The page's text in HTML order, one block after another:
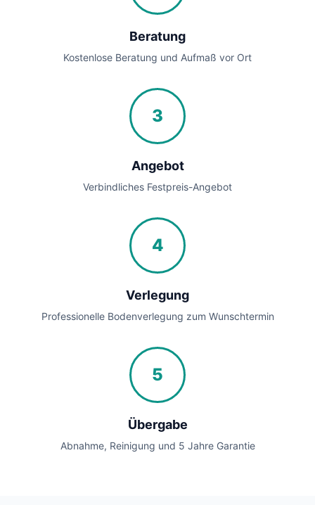
Beratung
Kostenlose Beratung und Aufmaß vor Ort
3
Angebot
Verbindliches Festpreis-Angebot
4
Verlegung
Professionelle Bodenverlegung zum Wunschtermin
5
Übergabe
Abnahme, Reinigung und 5 Jahre Garantie